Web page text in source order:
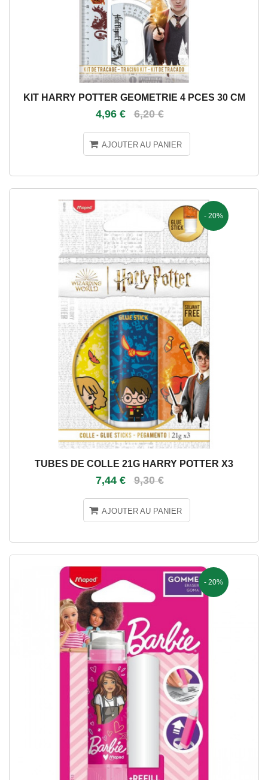
KIT HARRY POTTER GEOMETRIE 4 PCES 30 CM
4,96 € 6,20 €
AJOUTER AU PANIER
- 20%
TUBES DE COLLE 21G HARRY POTTER X3
7,44 € 9,30 €
AJOUTER AU PANIER
- 20%